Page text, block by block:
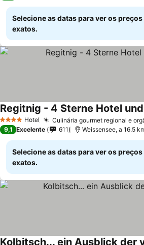
Selecione as datas para ver os preços
exatos.
4 EstrelasHotel Culinária gourmet regional e
Regitnig - 4 Sterne Hotel
9,1 Excelente 611 Weissensee, a 16.5
Selecione as datas para ver os preços
exatos.
Kolbitsch... ein Ausblick der